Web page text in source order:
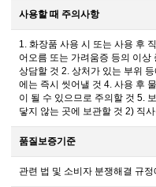
사용할 때 주의사항
1. 화장품 사용 시 또는 사용 후
어오름 또는 가려움증 등의 이
상담할 것 2. 상처가 있는 부위
에는 즉시 씻어낼 것 4. 사용 후
이 될 수 있으므로 주의할 것 5.
닿지 않는 곳에 보관할 것 2) 직
품질보증기준
관련 법 및 소비자 분쟁해결 규정